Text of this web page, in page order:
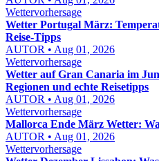
Wettervorhersage
Wetter Portugal März:
Reise-Tipps
AUTOR • Aug 01, 2026
Wettervorhersage
Wetter auf Gran Canaria im
Regionen und echte Reisetipps
AUTOR • Aug 01, 2026
Wettervorhersage
Mallorca Ende März Wetter:
AUTOR • Aug 01, 2026
Wettervorhersage